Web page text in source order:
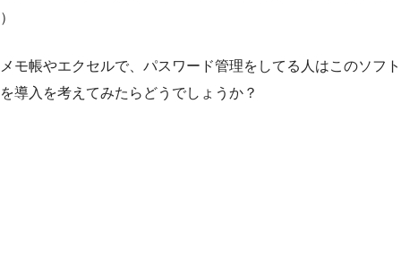
）
メモ帳やエクセルで、パスワード管理をしてる人はこのソフト
を導入を考えてみたらどうでしょうか？